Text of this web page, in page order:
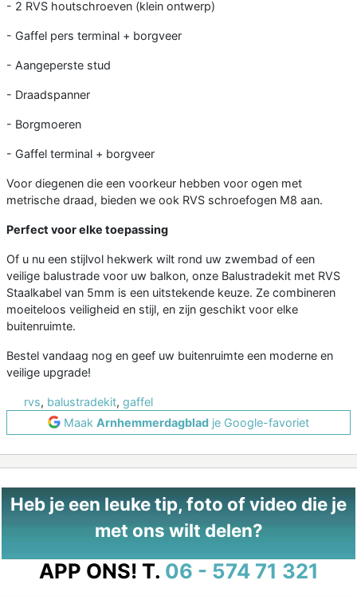
- 2 RVS houtschroeven (klein ontwerp)
- Gaffel pers terminal + borgveer
- Aangeperste stud
- Draadspanner
- Borgmoeren
- Gaffel terminal + borgveer
Voor diegenen die een voorkeur hebben voor ogen met
metrische draad, bieden we ook RVS schroefogen M8 aan.
Perfect voor elke toepassing
Of u nu een stijlvol hekwerk wilt rond uw zwembad of een
veilige balustrade voor uw balkon, onze Balustradekit met RVS
Staalkabel van 5mm is een uitstekende keuze. Ze combineren
moeiteloos veiligheid en stijl, en zijn geschikt voor elke
buitenruimte.
Bestel vandaag nog en geef uw buitenruimte een moderne en
veilige upgrade!
rvs, balustradekit, gaffel
Maak Arnhemmerdagblad je Google-favoriet
Heb je een leuke tip, foto of video die je
met ons wilt delen?
APP ONS! T. 06 - 574 71 321